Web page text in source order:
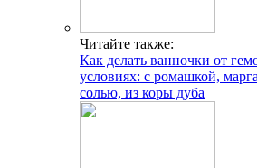
Читайте также:
Как делать ванночки от
условиях: с ромашкой,
солью, из коры дуба